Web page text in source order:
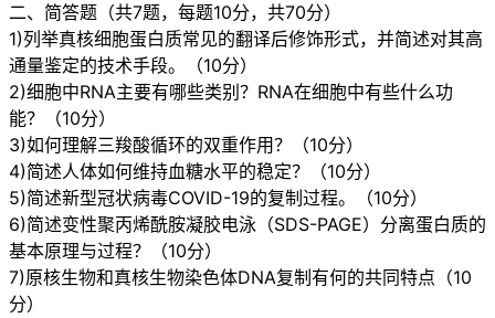
二、简答题（共7题，每题10分，共70分）
1)列举真核细胞蛋白质常见的翻译后修饰形式，并简述对其高
通量鉴定的技术手段。（10分）
2)细胞中RNA主要有哪些类别？RNA在细胞中有些什么功
能？（10分）
3)如何理解三羧酸循环的双重作用？（10分）
4)简述人体如何维持血糖水平的稳定？（10分）
5)简述新型冠状病毒COVID-19的复制过程。（10分）
6)简述变性聚丙烯酰胺凝胶电泳（SDS-PAGE）分离蛋白质的
基本原理与过程？（10分）
7)原核生物和真核生物染色体DNA复制有何的共同特点（10
分）